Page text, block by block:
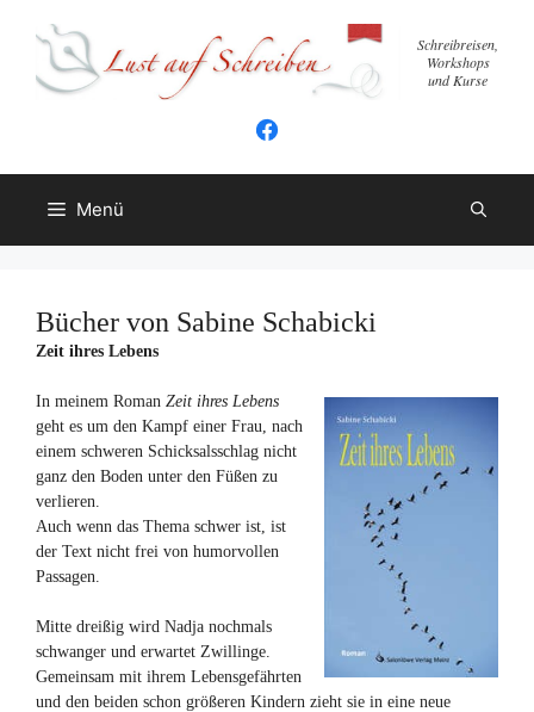
Inhalt
springen
Schreibreisen,
Workshops
und Kurse
Menü
Bücher von Sabine Schabicki
Zeit ihres Lebens
In meinem Roman Zeit ihres Lebens
geht es um den Kampf einer Frau, nach
einem schweren Schicksalsschlag nicht
ganz den Boden unter den Füßen zu
verlieren.
Auch wenn das Thema schwer ist, ist
der Text nicht frei von humorvollen
Passagen.
Mitte dreißig wird Nadja nochmals
schwanger und erwartet Zwillinge.
Gemeinsam mit ihrem Lebensgefährten
und den beiden schon größeren Kindern zieht sie in eine neue